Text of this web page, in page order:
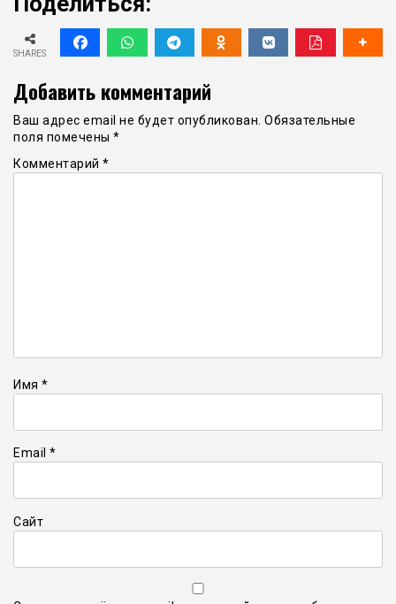
SHARES
Добавить комментарий
Ваш адрес email не будет опубликован. Обязательные
поля помечены *
Комментарий *
Имя *
Email *
Сайт